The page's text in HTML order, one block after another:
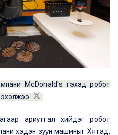
McDonald's гэхэд робот
ариутгал хийдэг робот
хэдэн зуун машиныг Хятад,